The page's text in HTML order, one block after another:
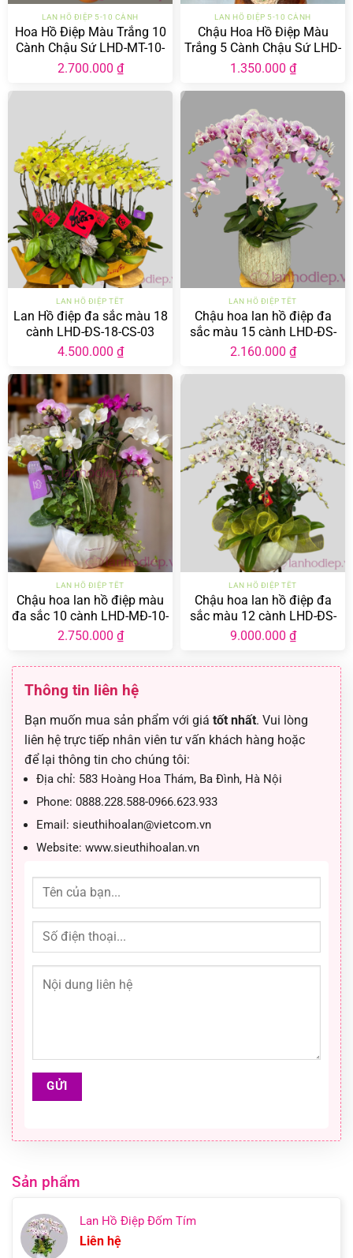
LAN HỒ ĐIỆP 5-10 CÀNH
Hoa Hồ Điệp Màu Trắng 10
Cành Chậu Sứ LHD-MT-10-
CS-01
2.700.000 ₫
LAN HỒ ĐIỆP 5-10 CÀNH
Chậu Hoa Hồ Điệp Màu
Trắng 5 Cành Chậu Sứ LHD-
MT-5-CS-02
1.350.000 ₫
LAN HỒ ĐIỆP TẾT
Lan Hồ điệp đa sắc màu 18
cành LHD-ĐS-18-CS-03
4.500.000 ₫
LAN HỒ ĐIỆP TẾT
Chậu hoa lan hồ điệp đa
sắc màu 15 cành LHD-ĐS-
15-CS-03
2.160.000 ₫
LAN HỒ ĐIỆP TẾT
Chậu hoa lan hồ điệp màu
đa sắc 10 cành LHD-MĐ-10-
CC-01
2.750.000 ₫
LAN HỒ ĐIỆP TẾT
Chậu hoa lan hồ điệp đa
sắc màu 12 cành LHD-ĐS-
12-CS-07
9.000.000 ₫
Thông tin liên hệ
Bạn muốn mua sản phẩm với giá tốt nhất. Vui lòng
liên hệ trực tiếp nhân viên tư vấn khách hàng hoặc
để lại thông tin cho chúng tôi:
Địa chỉ: 583 Hoàng Hoa Thám, Ba Đình, Hà Nội
Phone: 0888.228.588-0966.623.933
Email: sieuthihoalan@vietcom.vn
Website: www.sieuthihoalan.vn
Sản phẩm
Lan Hồ Điệp Đốm Tím
Liên hệ